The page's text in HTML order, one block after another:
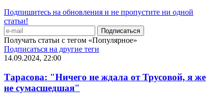
Подпишитесь на обновления и не пропустите ни одной
статьи!
Получать статьи с тегом «Популярное»
Подписаться на другие теги
14.09.2024, 22:00
Тарасова: "Ничего не ждала от Трусовой, я же
не сумасшедшая"